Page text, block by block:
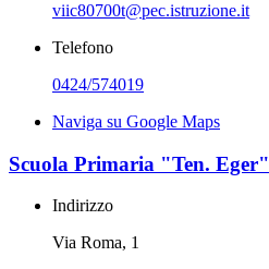
viic80700t@pec.istruzione.it
Telefono
0424/574019
Naviga su Google Maps
Scuola Primaria "Ten. Eger"
Indirizzo
Via Roma, 1